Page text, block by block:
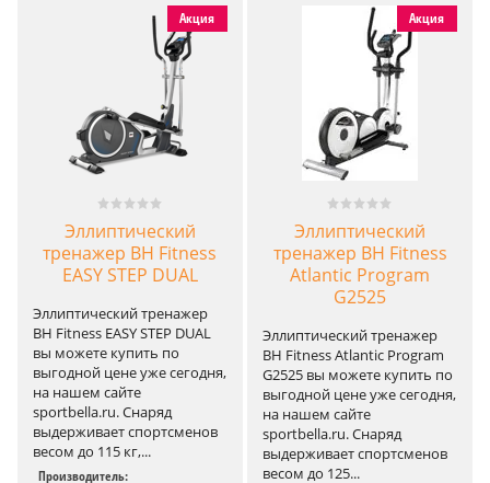
Акция
Эллиптический
тренажер BH Fitness
EASY STEP DUAL
Эллиптический тренажер
BH Fitness EASY STEP DUAL
вы можете купить по
выгодной цене уже сегодня,
на нашем сайте
sportbella.ru. Снаряд
выдерживает спортсменов
весом до 115 кг,...
Производитель:
Акция
Эллиптический
тренажер BH Fitness
Atlantic Program
G2525
Эллиптический тренажер
BH Fitness Atlantic Program
G2525 вы можете купить по
выгодной цене уже сегодня,
на нашем сайте
sportbella.ru. Снаряд
выдерживает спортсменов
весом до 125...